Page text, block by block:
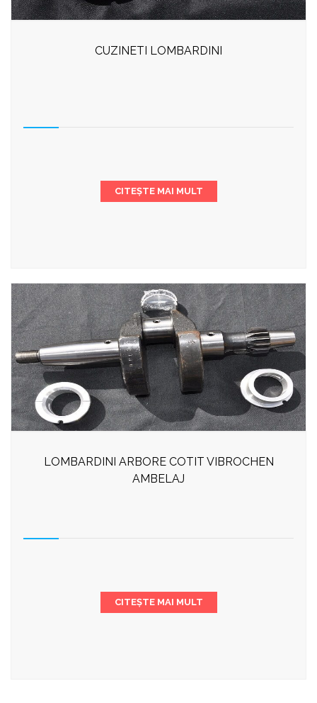
CUZINETI LOMBARDINI
CITEȘTE MAI MULT
LOMBARDINI ARBORE COTIT VIBROCHEN
AMBELAJ
CITEȘTE MAI MULT